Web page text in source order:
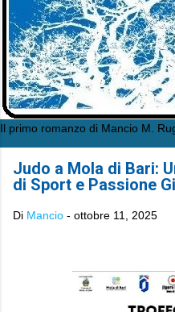
Il primo romanzo di Mancio M.
Judo a Mola di Bari:
di Sport e Passione
Di Mancio - ottobre 11, 2025